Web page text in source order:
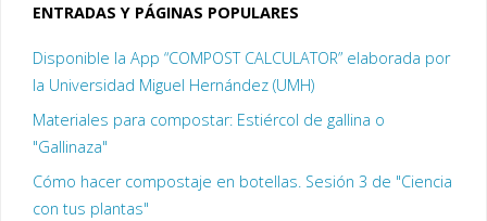
ENTRADAS Y PÁGINAS POPULARES
Disponible la App “COMPOST CALCULATOR” elaborada por
la Universidad Miguel Hernández (UMH)
Materiales para compostar: Estiércol de gallina o
"Gallinaza"
Cómo hacer compostaje en botellas. Sesión 3 de "Ciencia
con tus plantas"